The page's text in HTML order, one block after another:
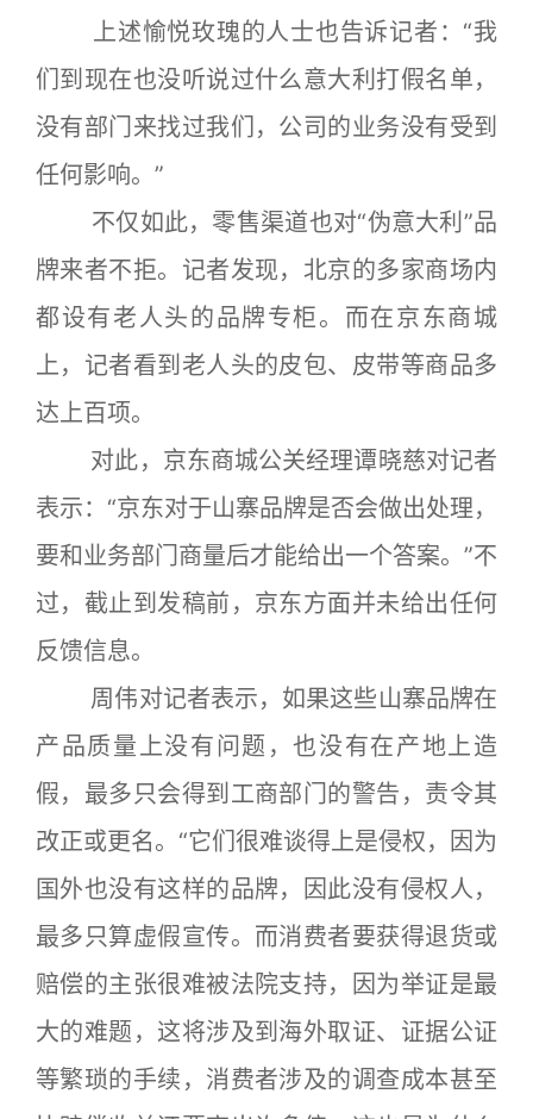
上述愉悦玫瑰的人士也告诉记者：“我
们到现在也没听说过什么意大利打假名单，
没有部门来找过我们，公司的业务没有受到
任何影响。”
不仅如此，零售渠道也对“伪意大利”品
牌来者不拒。记者发现，北京的多家商场内
都设有老人头的品牌专柜。而在京东商城
上，记者看到老人头的皮包、皮带等商品多
达上百项。
对此，京东商城公关经理谭晓慈对记者
表示：“京东对于山寨品牌是否会做出处理，
要和业务部门商量后才能给出一个答案。”不
过，截止到发稿前，京东方面并未给出任何
反馈信息。
周伟对记者表示，如果这些山寨品牌在
产品质量上没有问题，也没有在产地上造
假，最多只会得到工商部门的警告，责令其
改正或更名。“它们很难谈得上是侵权，因为
国外也没有这样的品牌，因此没有侵权人，
最多只算虚假宣传。而消费者要获得退货或
赔偿的主张很难被法院支持，因为举证是最
大的难题，这将涉及到海外取证、证据公证
等繁琐的手续，消费者涉及的调查成本甚至